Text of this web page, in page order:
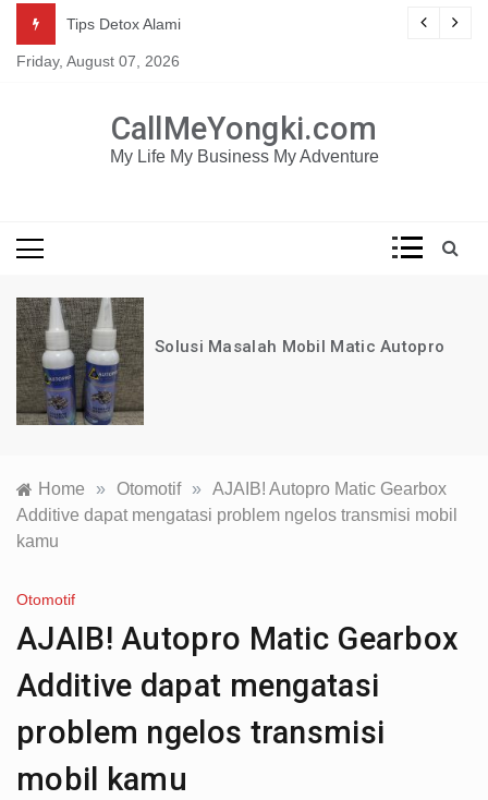
Mau dapat tutorial digital marketing GRATIS selama 1
content
Tips Detox Alami
Friday, August 07, 2026
CallMeYongki.com
My Life My Business My Adventure
Solusi Masalah Mobil Matic Autopro
Home » Otomotif » AJAIB! Autopro Matic Gearbox
Additive dapat mengatasi problem ngelos transmisi mobil
kamu
Otomotif
AJAIB! Autopro Matic Gearbox
Additive dapat mengatasi
problem ngelos transmisi
mobil kamu